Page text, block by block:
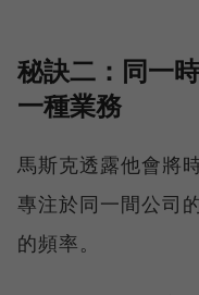
秘訣二：同一
一種業務
馬斯克透露他會將
專注於同一間公司
的頻率。